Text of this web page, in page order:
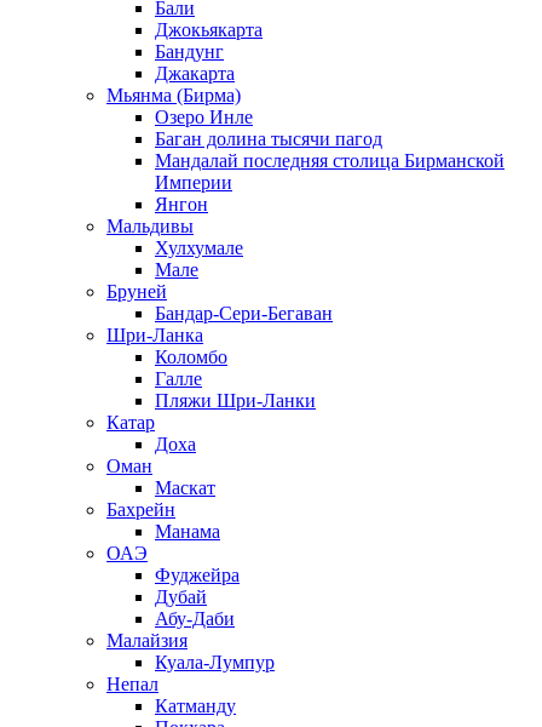
Бали
Джокьякарта
Бандунг
Джакарта
Мьянма (Бирма)
Озеро Инле
Баган долина тысячи пагод
Мандалай последняя столица Бирманской
Империи
Янгон
Мальдивы
Хулхумале
Мале
Бруней
Бандар-Сери-Бегаван
Шри-Ланка
Коломбо
Галле
Пляжи Шри-Ланки
Катар
Доха
Оман
Маскат
Бахрейн
Манама
ОАЭ
Фуджейра
Дубай
Абу-Даби
Малайзия
Куала-Лумпур
Непал
Катманду